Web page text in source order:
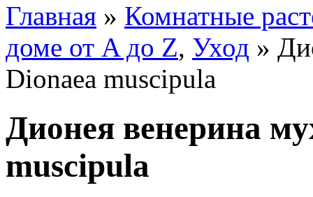
Главная » Комнатные
доме от A до Z, Уход »
Dionaea muscipula
Дионея венерина
muscipula